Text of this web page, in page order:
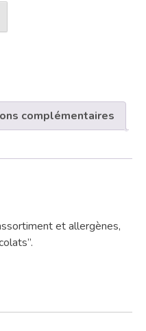
complémentaires
et allergènes,